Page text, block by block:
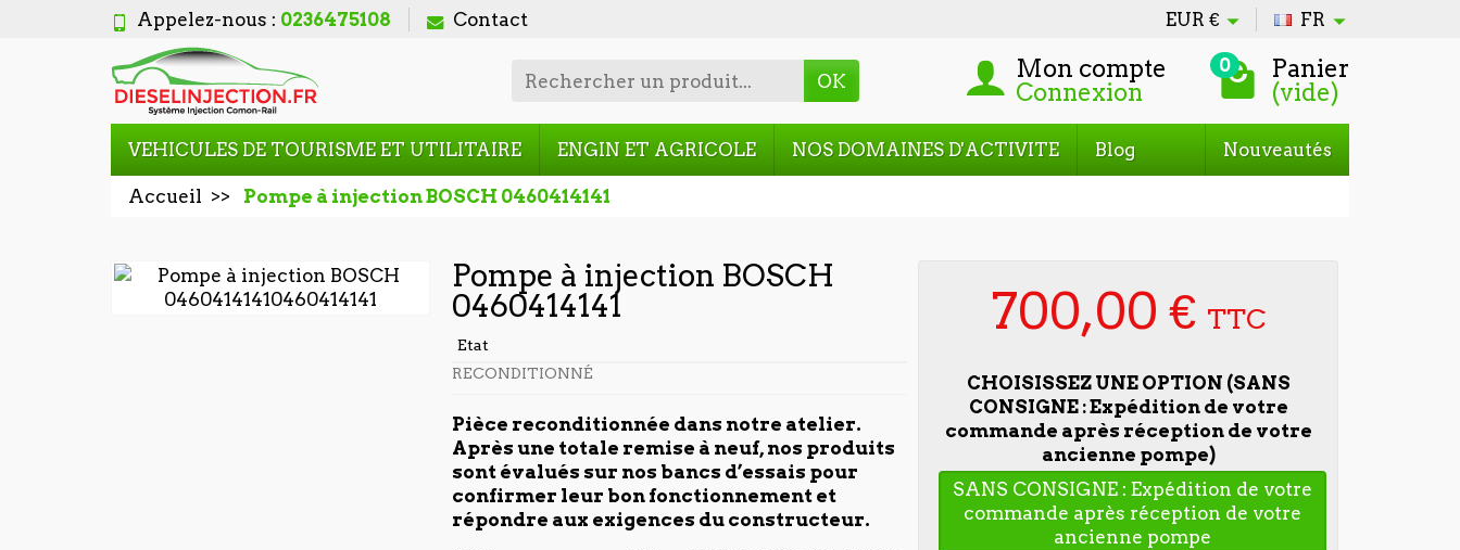
Appelez-nous : 0236475108 Contact EUR € FR
OK Mon compte
Connexion
0 Panier
(vide)
VEHICULES DE TOURISME ET UTILITAIRE ENGIN ET AGRICOLE NOS DOMAINES D'ACTIVITE Blog Nouveautés
Accueil Pompe à injection BOSCH 0460414141
Pompe à injection BOSCH
0460414141
Etat
RECONDITIONNÉ
Pièce reconditionnée dans notre atelier.
Après une totale remise à neuf, nos produits
sont évalués sur nos bancs d’essais pour
confirmer leur bon fonctionnement et
répondre aux exigences du constructeur.
700,00 € TTC
CHOISISSEZ UNE OPTION (SANS
CONSIGNE : Expédition de votre
commande après réception de votre
ancienne pompe)
SANS CONSIGNE : Expédition de votre
commande après réception de votre
ancienne pompe